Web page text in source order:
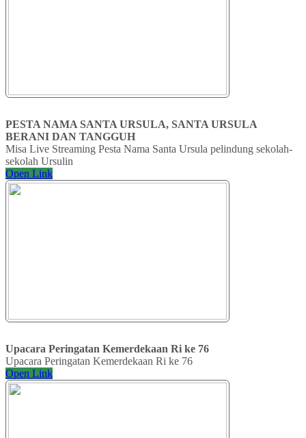
PESTA NAMA SANTA URSULA, SANTA URSULA
BERANI DAN TANGGUH
Misa Live Streaming Pesta Nama Santa Ursula pelindung sekolah-
sekolah Ursulin
Open Link
Upacara Peringatan Kemerdekaan Ri ke 76
Upacara Peringatan Kemerdekaan Ri ke 76
Open Link